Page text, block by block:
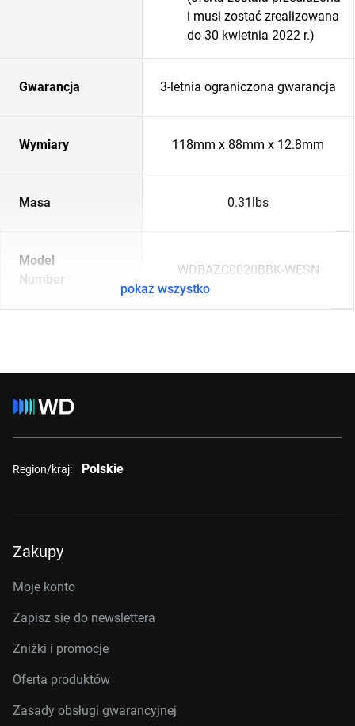
i musi zostać zrealizowana
do 30 kwietnia 2022 r.)
Gwarancja 3-letnia ograniczona gwarancja
Wymiary 118mm x 88mm x 12.8mm
Masa 0.31lbs
Model
Number
WDBAZC0020BBK-WESN
pokaż wszystko
Region/kraj: Polskie
Zakupy
Moje konto
Zapisz się do newslettera
Zniżki i promocje
Oferta produktów
Zasady obsługi gwarancyjnej